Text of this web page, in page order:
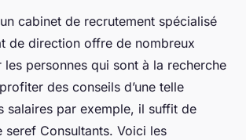
cabinet de recrutement spécialisé
de direction offre de nombreux
les personnes qui sont à la recherche
des conseils d’une telle
salaires par exemple, il suffit de
seref Consultants. Voici les